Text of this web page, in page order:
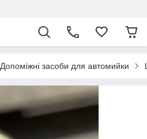
Допоміжні засоби для автомийки